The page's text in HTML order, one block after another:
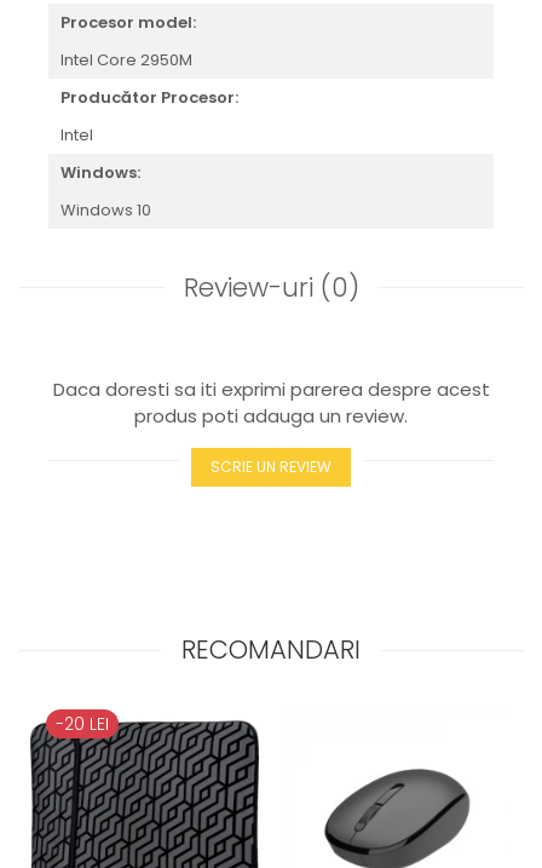
Procesor model:
Intel Core 2950M
Producător Procesor:
Intel
Windows:
Windows 10
Review-uri (0)
Daca doresti sa iti exprimi parerea despre acest
produs poti adauga un review.
SCRIE UN REVIEW
RECOMANDARI
-20 LEI